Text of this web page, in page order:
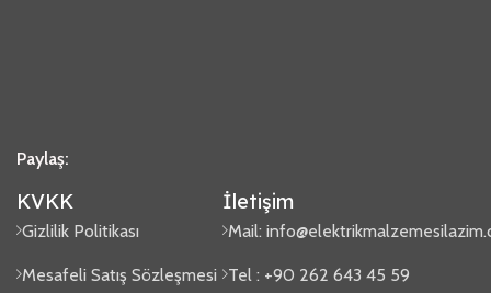
Paylaş:
KVKK
Gizlilik Politikası
Mesafeli Satış Sözleşmesi
İletişim
Mail:
Tel : +90 262 643 45 59